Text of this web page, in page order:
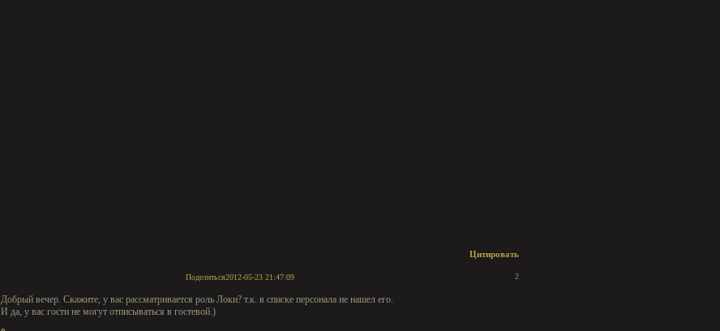
Цитировать
Поделиться 2
2012-05-23 21:47:09
Добрый вечер. Скажите, у вас рассматривается роль Локи? т.к. в списке персонала не нашел его.
И да, у вас гости не могут отписываться в гостевой.)